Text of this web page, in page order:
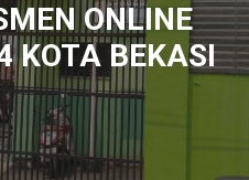
ONLINE
KOTA BEKASI